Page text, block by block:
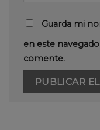
Guarda mi
en este
comente.